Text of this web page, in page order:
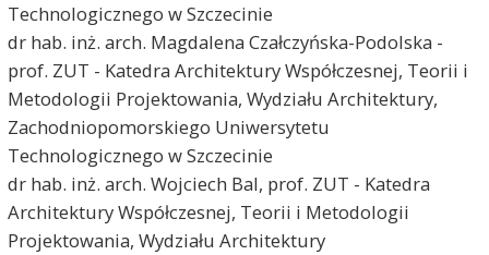
Technologicznego w Szczecinie
dr hab. inż. arch. Magdalena Czałczyńska-Podolska -
prof. ZUT - Katedra Architektury Współczesnej, Teorii i
Metodologii Projektowania, Wydziału Architektury,
Zachodniopomorskiego Uniwersytetu
Technologicznego w Szczecinie
dr hab. inż. arch. Wojciech Bal, prof. ZUT - Katedra
Architektury Współczesnej, Teorii i Metodologii
Projektowania, Wydziału Architektury